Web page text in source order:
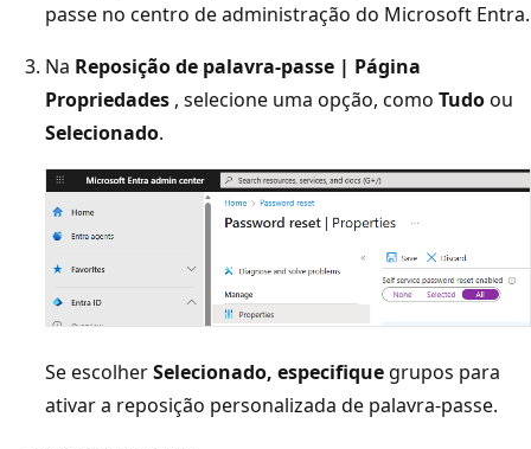
passe no centro de administração do Microsoft Entra.
Na Reposição de palavra-passe | Página
Propriedades , selecione uma opção, como Tudoou
Selecionado.
Se escolherSelecionado, especifique grupos para
ativar a reposição personalizada de palavra-passe.